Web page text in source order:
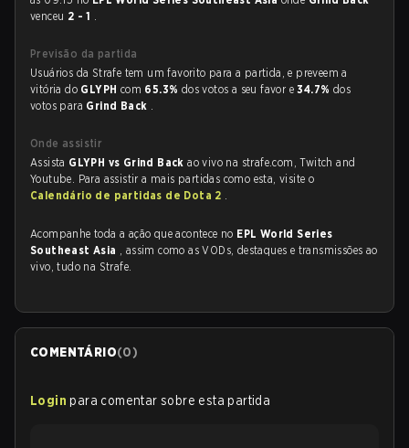
venceu 2 - 1 .
Previsão da partida
Usuários da Strafe tem um favorito para a partida, e preveem a
vitória do GLYPH com 65.3% dos votos a seu favor e34.7% dos
votos para Grind Back .
Onde assistir
Assista GLYPH vs Grind Backao vivo na strafe.com, Twitch and
Youtube. Para assistir a mais partidas como esta, visite o
Calendário de partidas de Dota 2 .
Acompanhe toda a ação que acontece no EPL World Series
Southeast Asia , assim como as VODs, destaques e transmissões ao
vivo, tudo na Strafe.
COMENTÁRIO(0)
Login para comentar sobre esta partida